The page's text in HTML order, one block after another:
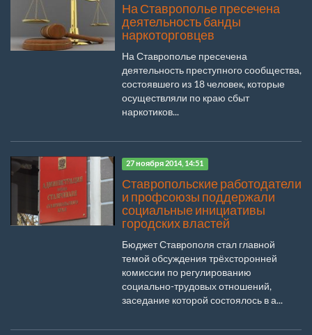
На Ставрополье пресечена
деятельность банды
наркоторговцев
На Ставрополье пресечена
деятельность преступного сообщества,
состоявшего из 18 человек, которые
осуществляли по краю сбыт
наркотиков...
27 ноября 2014, 14:51
Ставропольские работодатели
и профсоюзы поддержали
социальные инициативы
городских властей
Бюджет Ставрополя стал главной
темой обсуждения трёхсторонней
комиссии по регулированию
социально-трудовых отношений,
заседание которой состоялось в а...